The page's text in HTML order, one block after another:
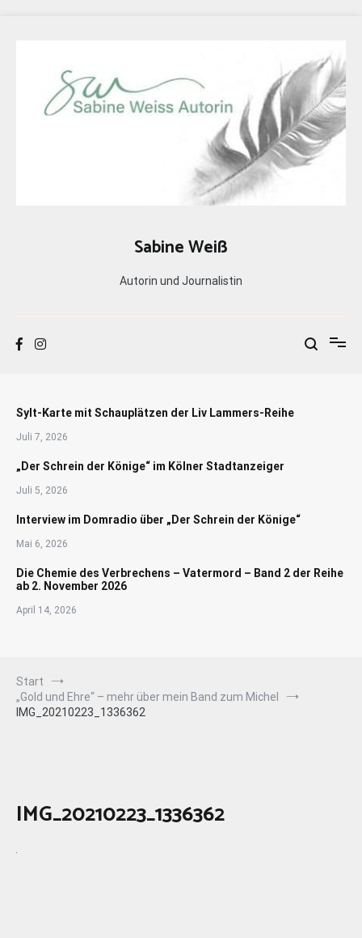
Sabine Weiß
Autorin und Journalistin
Sylt-Karte mit Schauplätzen der Liv Lammers-Reihe
Juli 7, 2026
„Der Schrein der Könige“ im Kölner Stadtanzeiger
Juli 5, 2026
Interview im Domradio über „Der Schrein der Könige“
Mai 6, 2026
Die Chemie des Verbrechens – Vatermord – Band 2 der Reihe
ab 2. November 2026
April 14, 2026
Start
„Gold und Ehre“ – mehr über mein Band zum Michel
IMG_20210223_1336362
IMG_20210223_1336362